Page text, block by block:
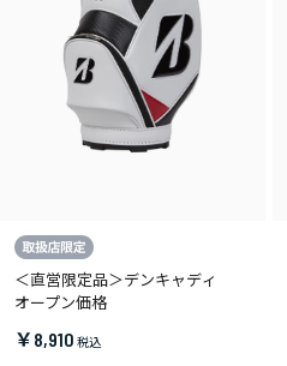
＜直営限定品＞デンキャディ
オープン価格
￥8,910